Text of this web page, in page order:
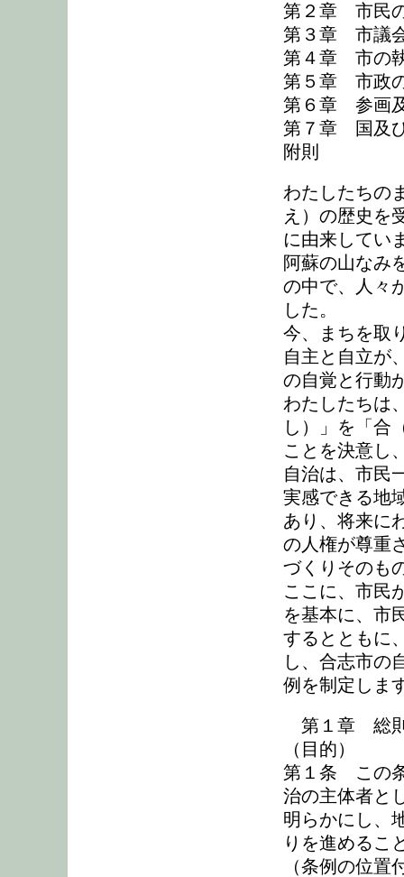
第２章 市民
第３章 市議
第４章 市の
第５章 市政
第６章 参画
第７章 国及
附則
わたしたちの
え）の歴史を
に由来してい
阿蘇の山なみ
の中で、人々
した。
今、まちを取
自主と自立が
の自覚と行動
わたしたちは
し）」を「合
ことを決意し
自治は、市民
実感できる地
あり、将来に
の人権が尊重
づくりそのも
ここに、市民
を基本に、市
するとともに
し、合志市の
例を制定しま
第１章 総
（目的）
第１条 この
治の主体者と
明らかにし、
りを進めるこ
（条例の位置